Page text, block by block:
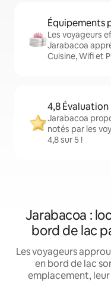
Équipements
Les voyageurs
Jarabacoa
Cuisine, Wifi et
4,8
Jarabacoa
notés par les
4,8 sur 5 !
Jarabacoa :
bord de lac
Les voyageurs
en bord de lac
emplacement,